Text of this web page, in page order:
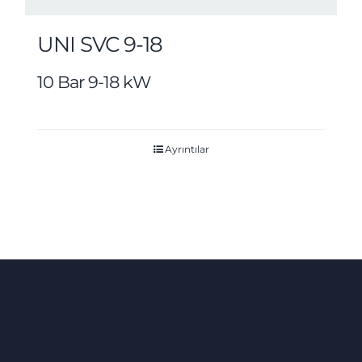
UNI SVC 9-18
10 Bar 9-18 kW
Ayrıntılar